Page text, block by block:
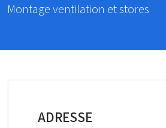
Montage ventilation et stores
ADRESSE